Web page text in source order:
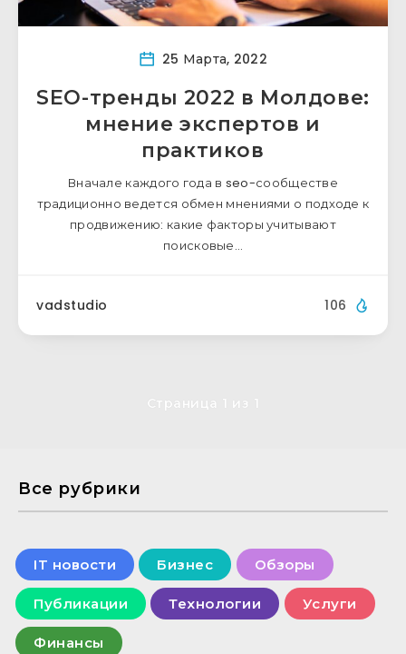
25 Марта, 2022
SEO-тренды 2022 в Молдове:
мнение экспертов и
практиков
Вначале каждого года в seo-сообществе
традиционно ведется обмен мнениями о подходе к
продвижению: какие факторы учитывают
поисковые…
vadstudio 106
Страница 1 из 1
Все рубрики
IT новости Бизнес Обзоры
Публикации Технологии Услуги
Финансы